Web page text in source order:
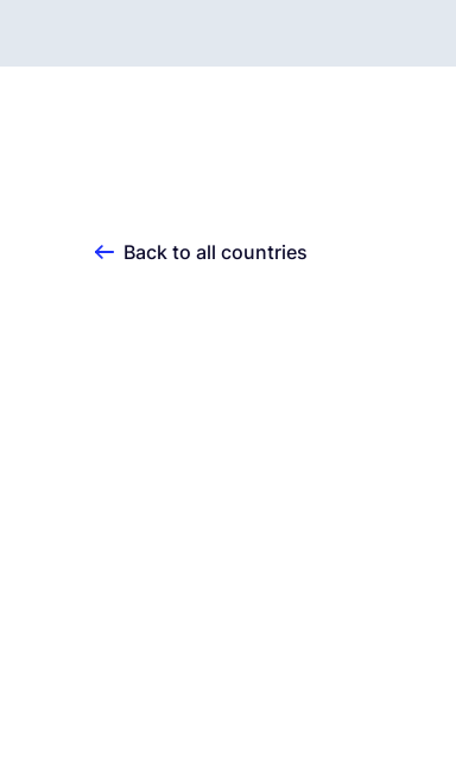
Back to all countries